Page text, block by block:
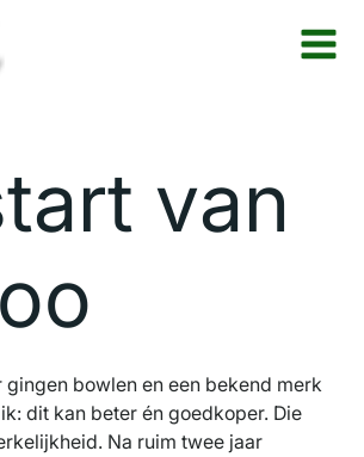
van
gingen bowlen en een bekend merk
dit kan beter én goedkoper. Die
Na ruim twee jaar